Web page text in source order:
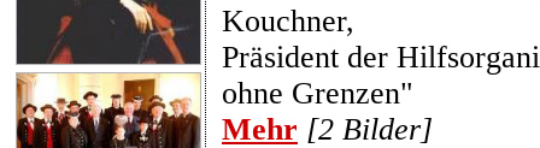
Kouchner,
Präsident der
ohne Grenzen"
Mehr [2 Bilder]